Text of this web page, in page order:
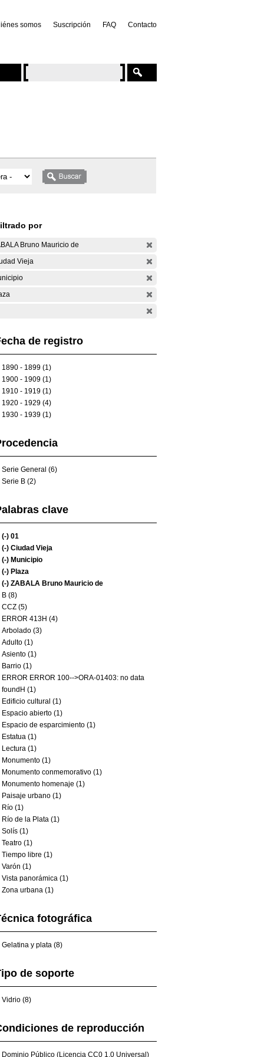
somos Suscripción FAQ Contacto
por
Bruno Mauricio de
Vieja
de registro
1890 - 1899 (1)
1900 - 1909 (1)
1910 - 1919 (1)
1920 - 1929 (4)
1930 - 1939 (1)
Serie General (6)
Serie B (2)
clave
(-) 01
(-) Ciudad Vieja
(-) Municipio
(-) Plaza
(-) ZABALA Bruno Mauricio de
B (8)
CCZ (5)
ERROR 413H (4)
Arbolado (3)
Adulto (1)
Asiento (1)
Barrio (1)
ERROR ERROR 100-->ORA-01403: no data
foundH (1)
Edificio cultural (1)
Espacio abierto (1)
Espacio de esparcimiento (1)
Estatua (1)
Lectura (1)
Monumento (1)
Monumento conmemorativo (1)
Monumento homenaje (1)
Paisaje urbano (1)
Río (1)
Río de la Plata (1)
Solís (1)
Teatro (1)
Tiempo libre (1)
Varón (1)
Vista panorámica (1)
Zona urbana (1)
fotográfica
Gelatina y plata (8)
de soporte
Vidrio (8)
de reproducción
Dominio Público (Licencia CC0 1.0 Universal)